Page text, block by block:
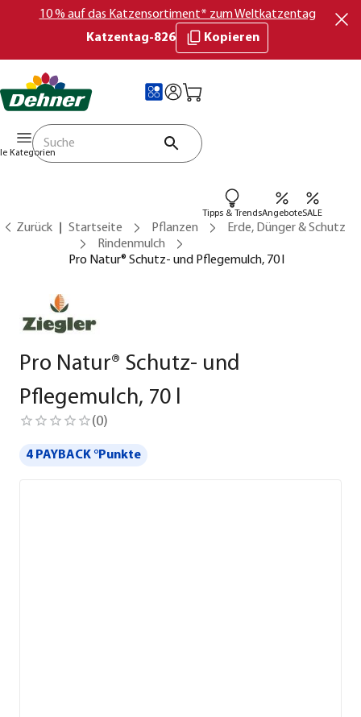
10 % auf das Katzensortiment* zum Weltkatzentag
Katzentag-826
Kopieren
Kategorien
Tipps & TrendsAngeboteSALE
Zurück Startseite Pflanzen
Erde, Dünger & Schutz
Rindenmulch
Pro Natur® Schutz- und Pflegemulch, 70 l
Pro Natur® Schutz- und
Pflegemulch, 70 l
(0)
4 PAYBACK °Punkte